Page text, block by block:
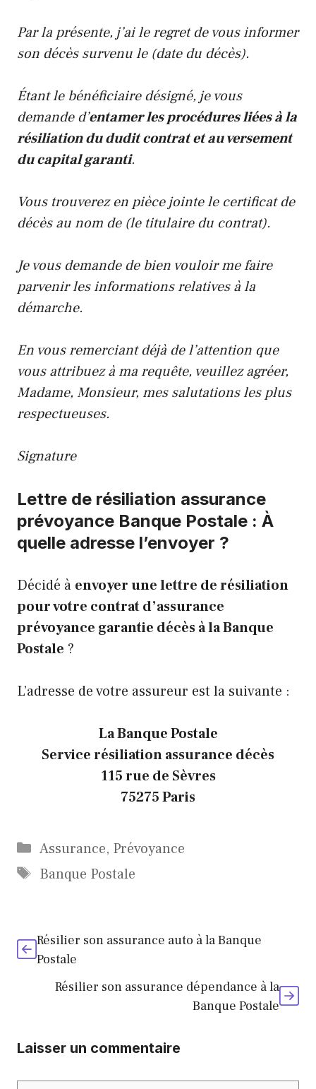
Par la présente, j’ai le regret de vous informer
son décès survenu le (date du décès).
Étant le bénéficiaire désigné, je vous
demande d’entamer les procédures liées à la
résiliation du dudit contrat et au versement
du capital garanti.
Vous trouverez en pièce jointe le certificat de
décès au nom de (le titulaire du contrat).
Je vous demande de bien vouloir me faire
parvenir les informations relatives à la
démarche.
En vous remerciant déjà de l’attention que
vous attribuez à ma requête, veuillez agréer,
Madame, Monsieur, mes salutations les plus
respectueuses.
Signature
Lettre de résiliation assurance
prévoyance Banque Postale : À
quelle adresse l’envoyer ?
Décidé à envoyer une lettre de résiliation
pour votre contrat d’assurance
prévoyance garantie décès à la Banque
Postale ?
L’adresse de votre assureur est la suivante :
La Banque Postale
Service résiliation assurance décès
115 rue de Sèvres
75275 Paris
Catégories
Assurance, Prévoyance
Étiquettes
Banque Postale
Résilier son assurance auto à la Banque
Postale
Résilier son assurance dépendance à la
Banque Postale
Laisser un commentaire